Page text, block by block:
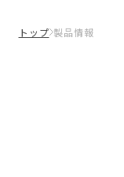
トップ 製品情報